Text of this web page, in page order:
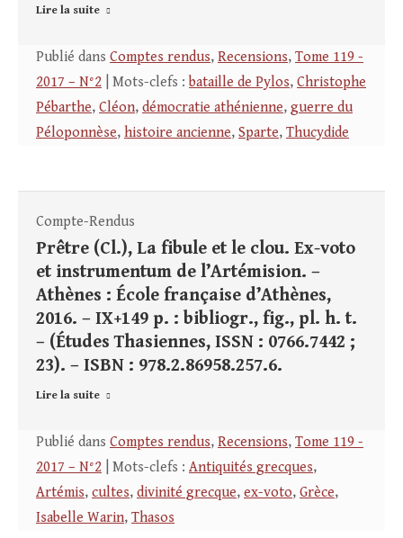
Lire la suite
Publié dans Comptes rendus, Recensions, Tome 119 -
2017 – N°2 | Mots-clefs : bataille de Pylos, Christophe
Pébarthe, Cléon, démocratie athénienne, guerre du
Péloponnèse, histoire ancienne, Sparte, Thucydide
Compte-Rendus
Prêtre (Cl.), La fibule et le clou. Ex-voto
et instrumentum de l’Artémision. –
Athènes : École française d’Athènes,
2016. – IX+149 p. : bibliogr., fig., pl. h. t.
– (Études Thasiennes, ISSN : 0766.7442 ;
23). – ISBN : 978.2.86958.257.6.
Lire la suite
Publié dans Comptes rendus, Recensions, Tome 119 -
2017 – N°2 | Mots-clefs : Antiquités grecques,
Artémis, cultes, divinité grecque, ex-voto, Grèce,
Isabelle Warin, Thasos